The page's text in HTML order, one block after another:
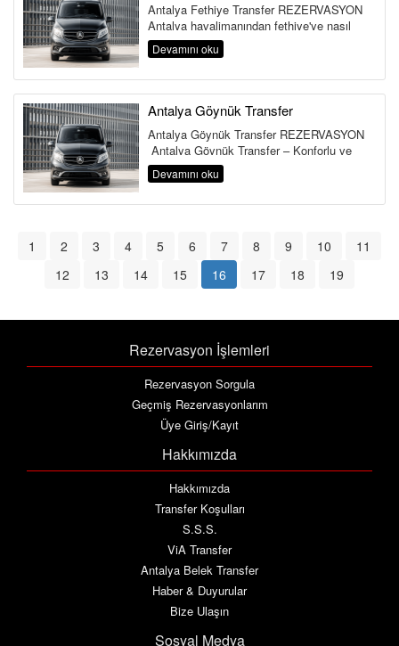
Antalya Fethiye Transfer REZERVASYON
Antalya havalimanından fethiye'ye nasıl
gidilir ? Antalya Fethiye Transfer...
Devamını oku
Antalya Göynük Transfer
Antalya Göynük Transfer REZERVASYON
Antalya Göynük Transfer – Konforlu ve
G&uu...
Devamını oku
1 2 3 4 5 6 7 8 9 10
11
12
13 14 15 16 17 18 19
Rezervasyon İşlemleri
Rezervasyon Sorgula
Geçmiş Rezervasyonlarım
Üye Giriş/Kayıt
Hakkımızda
Hakkımızda
Transfer Koşulları
S.S.S.
ViA Transfer
Antalya Belek Transfer
Haber & Duyurular
Bize Ulaşın
Sosyal Medya